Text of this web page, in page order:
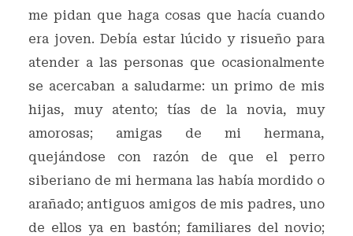
me pidan que haga cosas que hacía cuando
era joven. Debía estar lúcido y risueño para
atender a las personas que ocasionalmente
se acercaban a saludarme: un primo de mis
hijas, muy atento; tías de la novia, muy
amorosas; amigas de mi hermana,
quejándose con razón de que el perro
siberiano de mi hermana las había mordido o
arañado; antiguos amigos de mis padres, uno
de ellos ya en bastón; familiares del novio;